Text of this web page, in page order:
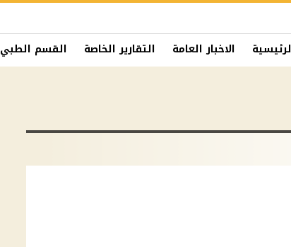
الاخبار العامة التقارير الخاصة القسم الطبي